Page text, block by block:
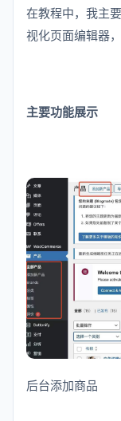
在教程中，我主
视化页面编辑器
主要功能展示
后台添加商品